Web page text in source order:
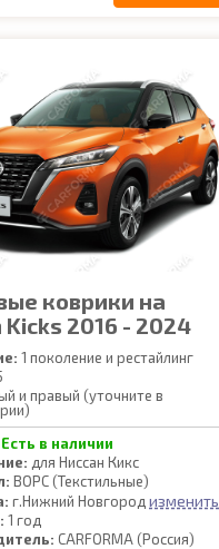
коврики на
Kicks 2016 - 2024
1 поколение и рестайлинг
и правый (уточните в
Есть в наличии
для Ниссан Кикс
ВОРС (Текстильные)
г.Нижний Новгород изменить
1 год
CARFORMA (Россия)